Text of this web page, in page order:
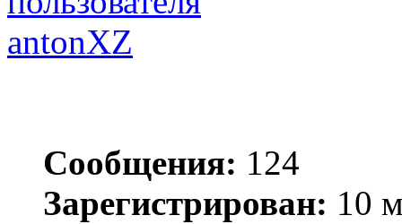
antonXZ
Сообщения: 124
Зарегистрирован: 10